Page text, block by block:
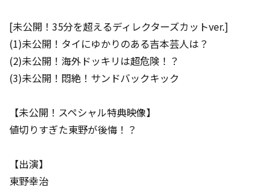
[未公開！35分を超えるディレクターズカットver.]
(1)未公開！タイにゆかりのある吉本芸人は？
(2)未公開！海外ドッキリは超危険！？
(3)未公開！悶絶！サンドバックキック
【未公開！スペシャル特典映像】
値切りすぎた東野が後悔！？
【出演】
東野幸治